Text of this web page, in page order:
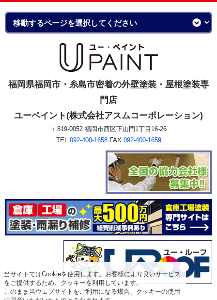
当サイトではCookieを使用します。お客様により良いサービス
をご提供するため、クッキーを利用しています。
このまま当ウェブサイトをご利用になる場合、クッキーの使用
福岡県福岡市・糸島市密着の外壁塗装・屋根塗装専
門店
ユーペイント(株式会社アスムコーポレーション)
〒819-0052 福岡市西区下山門1丁目16-26
TEL:092-400-1658FAX:092-400-1659